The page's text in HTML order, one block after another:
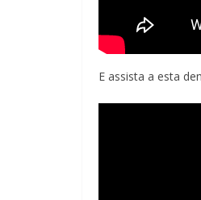
E assista a esta